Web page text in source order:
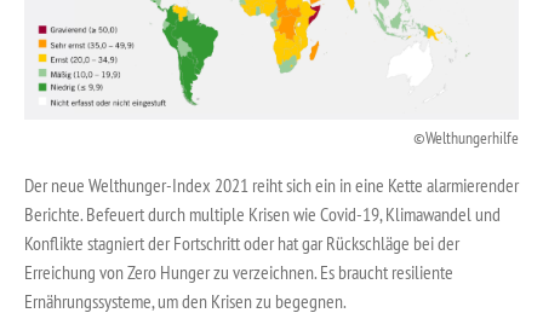
Welthungerhilfe
Der neue Welthunger-Index 2021 reiht sich ein in eine Kette alarmierender
Berichte. Befeuert durch multiple Krisen wie Covid-19, Klimawandel und
Konflikte stagniert der Fortschritt oder hat gar Rückschläge bei der
Erreichung von Zero Hunger zu verzeichnen. Es braucht resiliente
Ernährungssysteme, um den Krisen zu begegnen.